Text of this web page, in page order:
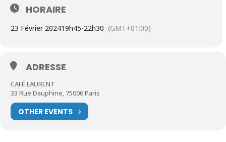
HORAIRE
23 Février 202419h45-22h30 (GMT+01:00)
ADRESSE
CAFÉ LAURENT
33 Rue Dauphine, 75006 Paris
OTHER EVENTS